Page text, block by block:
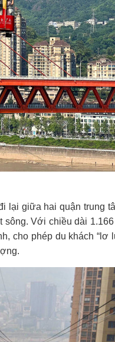
lại giữa hai quận trung
Với chiều dài 1.166
cho phép du khách “lơ